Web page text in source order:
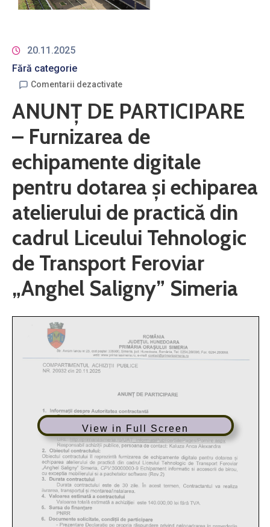
20.11.2025
Fără categorie
Comentarii dezactivate
ANUNȚ DE PARTICIPARE
– Furnizarea de
echipamente digitale
pentru dotarea și echiparea
atelierului de practică din
cadrul Liceului Tehnologic
de Transport Feroviar
„Anghel Saligny” Simeria
View in Full Screen